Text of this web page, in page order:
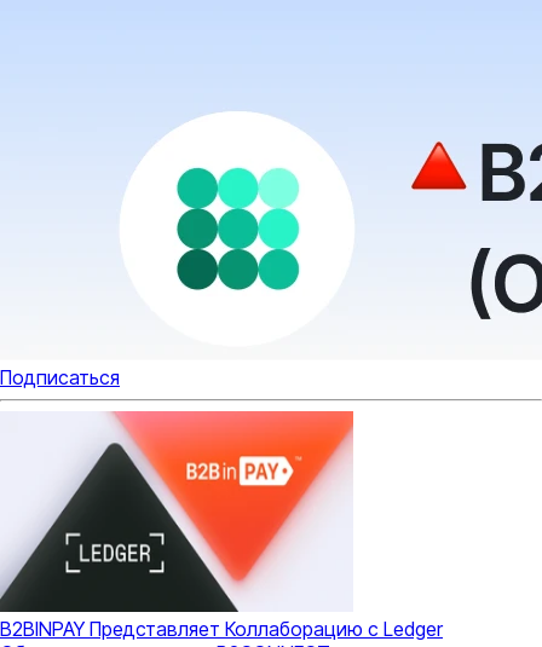
Подписаться
B2BINPAY Представляет Коллаборацию с Ledger